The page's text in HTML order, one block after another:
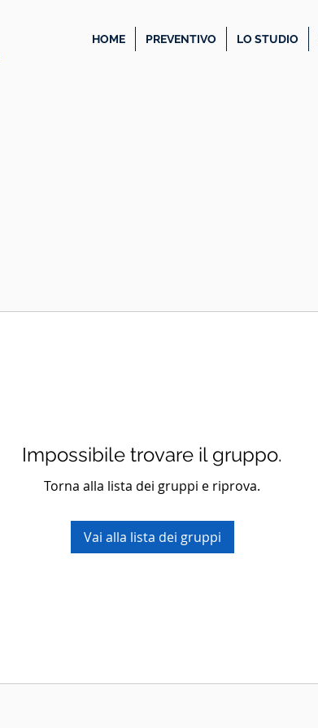
HOME PREVENTIVO LO STUDIO
Impossibile trovare il gruppo.
Torna alla lista dei gruppi e riprova.
Vai alla lista dei gruppi